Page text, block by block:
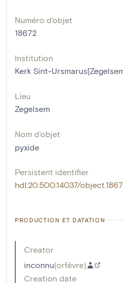
Numéro d'objet
18672
Institution
Kerk Sint-
Lieu
Zegelsem
Nom d'objet
pyxide
Persistent identifier
hdl:20.500.14037/
PRODUCTION ET DATATION
Creator
inconnu(orfèvre)
Creation date